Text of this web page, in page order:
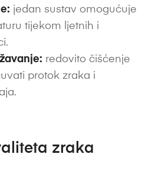
jedan sustav omogućuje
tijekom ljetnih i
redovito čišćenje
protok zraka i
zraka